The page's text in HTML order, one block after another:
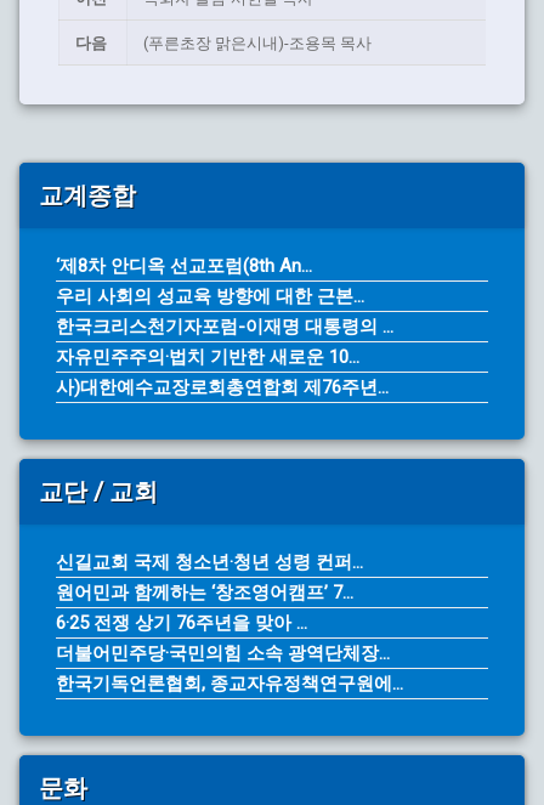
다음 (푸른초장 맑은시내)-조용목 목사
교계종합
‘제8차 안디옥 선교포럼(8th An...
우리 사회의 성교육 방향에 대한 근본...
한국크리스천기자포럼-이재명 대통령의 ...
자유민주주의·법치 기반한 새로운 10...
사)대한예수교장로회총연합회 제76주년...
교단 / 교회
신길교회 국제 청소년·청년 성령 컨퍼...
원어민과 함께하는 ‘창조영어캠프’ 7...
6·25 전쟁 상기 76주년을 맞아 ...
더불어민주당·국민의힘 소속 광역단체장...
한국기독언론협회, 종교자유정책연구원에...
문화